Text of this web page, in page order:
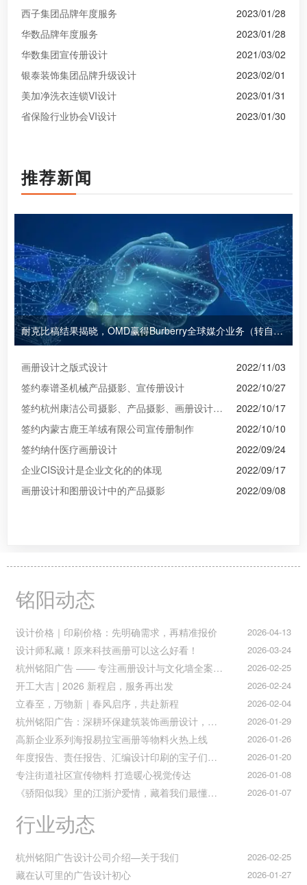
2023/01/28
西子集团品牌年度服务
2023/01/28
华数品牌年度服务
2021/03/02
华数集团宣传册设计
2023/02/01
银泰装饰集团品牌升级设计
2023/01/31
美加净洗衣连锁VI设计
2023/01/30
省保险行业协会VI设计
推荐新闻
耐克比稿结果揭晓，OMD赢得Burberry全球媒介业务（转自广告狂人日报）
2022/11/03
画册设计之版式设计
2022/10/27
签约泰谱圣机械产品摄影、宣传册设计
2022/10/17
签约杭州康洁公司摄影、产品摄影、画册设计制作
2022/10/10
签约内蒙古鹿王羊绒有限公司宣传册制作
2022/09/24
签约纳什医疗画册设计
2022/09/17
企业CIS设计是企业文化的的体现
2022/09/08
画册设计和图册设计中的产品摄影
铭阳动态
2026-04-13
设计价格｜印刷价格：先明确需求，再精准报价
2026-03-24
设计师私藏！原来科技画册可以这么好看！
2026-02-25
杭州铭阳广告 —— 专注画册设计与文化墙全案落地
2026-02-24
开工大吉 | 2026 新程启，服务再出发
2026-02-04
立春至，万物新｜春风启序，共赴新程
2026-01-29
杭州铭阳广告：深耕环保建筑装饰画册设计，赋能空间美学与可持续发展
2026-01-26
高新企业系列海报易拉宝画册等物料火热上线
2026-01-20
年度报告、责任报告、汇编设计印刷的宝子们集合！
2026-01-08
专注街道社区宣传物料 打造暖心视觉传达
2026-01-07
《骄阳似我》里的江浙沪爱情，藏着我们最懂的温柔与默契
行业动态
2026-02-25
杭州铭阳广告设计公司介绍—关于我们
2026-01-27
藏在认可里的广告设计初心